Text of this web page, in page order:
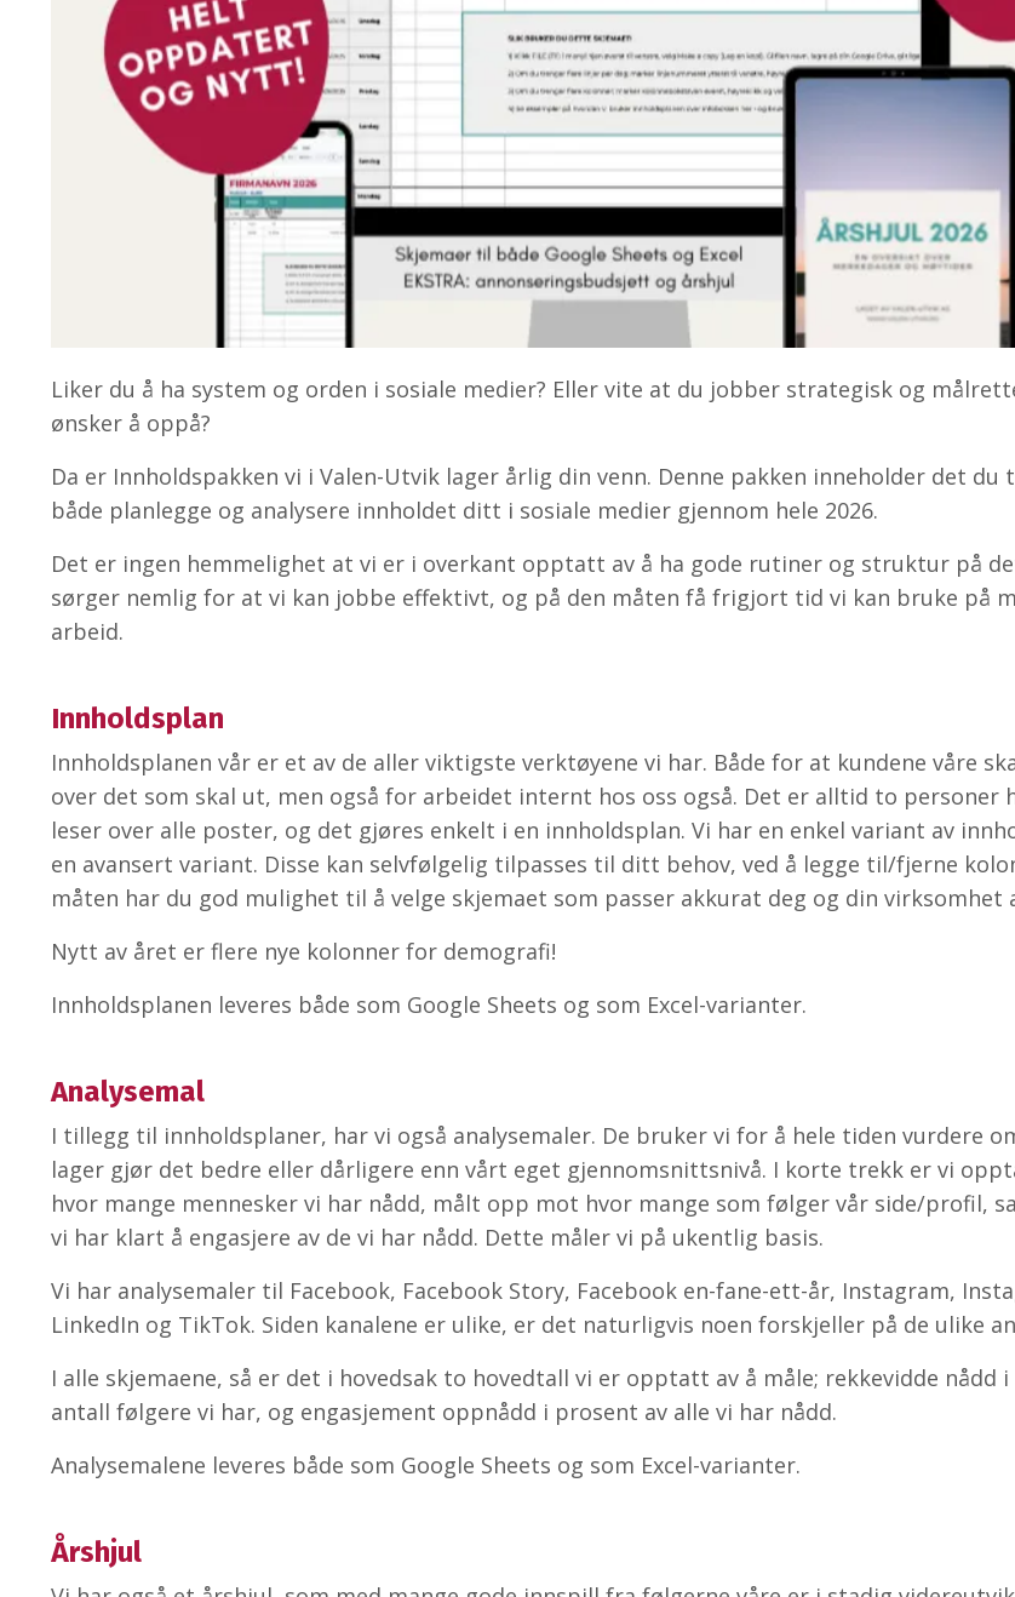
Liker du å ha system og orden i sosiale medier? Eller vite at du jobber strategisk og
ønsker å oppå?
Da er Innholdspakken vi i Valen-Utvik lager årlig din venn. Denne pakken inneholder det du
både planlegge og analysere innholdet ditt i sosiale medier gjennom hele 2026.
Det er ingen hemmelighet at vi er i overkant opptatt av å ha gode rutiner og struktur på
sørger nemlig for at vi kan jobbe effektivt, og på den måten få frigjort tid vi kan bruke på
arbeid.
Innholdsplan
Innholdsplanen vår er et av de aller viktigste verktøyene vi har. Både for at kundene våre
over det som skal ut, men også for arbeidet internt hos oss også. Det er alltid to personer
leser over alle poster, og det gjøres enkelt i en innholdsplan. Vi har en enkel variant av
en avansert variant. Disse kan selvfølgelig tilpasses til ditt behov, ved å legge til/fjerne
måten har du god mulighet til å velge skjemaet som passer akkurat deg og din virksomhet
Nytt av året er flere nye kolonner for demografi!
Innholdsplanen leveres både som Google Sheets og som Excel-varianter.
Analysemal
I tillegg til innholdsplaner, har vi også analysemaler. De bruker vi for å hele tiden vurdere
lager gjør det bedre eller dårligere enn vårt eget gjennomsnittsnivå. I korte trekk er vi
hvor mange mennesker vi har nådd, målt opp mot hvor mange som følger vår side/profil,
vi har klart å engasjere av de vi har nådd. Dette måler vi på ukentlig basis.
Vi har analysemaler til Facebook, Facebook Story, Facebook en-fane-ett-år, Instagram,
LinkedIn og TikTok. Siden kanalene er ulike, er det naturligvis noen forskjeller på de ulike
I alle skjemaene, så er det i hovedsak to hovedtall vi er opptatt av å måle; rekkevidde nådd
antall følgere vi har, og engasjement oppnådd i prosent av alle vi har nådd.
Analysemalene leveres både som Google Sheets og som Excel-varianter.
Årshjul